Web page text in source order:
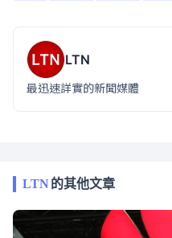
LTN
最迅速詳實的新聞媒體
LTN的其他文章